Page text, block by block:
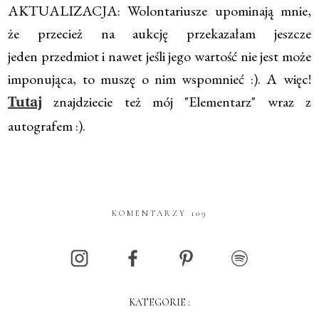
AKTUALIZACJA: Wolontariusze upominają mnie,
że przecież na aukcję przekazałam jeszcze
jeden przedmiot i nawet jeśli jego wartość nie jest może
imponująca, to muszę o nim wspomnieć :). A więc!
Tutaj
znajdziecie też mój "Elementarz" wraz z
autografem :).
KOMENTARZY 109
KATEGORIE :